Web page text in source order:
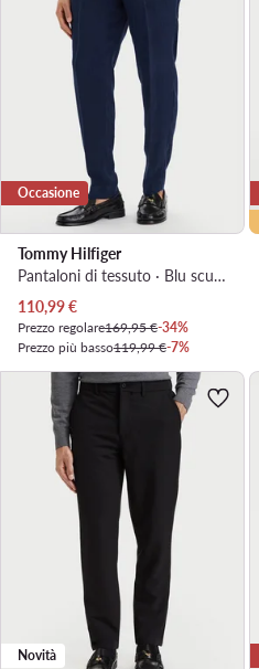
Occasione
Tommy Hilfiger
Pantaloni di tessuto · Blu scuro · Regular Fit
Prezzo attuale
110,99€
Prezzo regolare169,95 €-34%
Prezzo più basso119,99 €-7%
Novità